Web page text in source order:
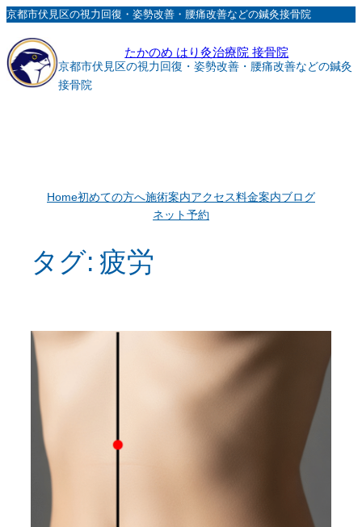
内
を
ス
キ
京都市伏見区の視力回復・姿勢改善・腰痛改善などの鍼灸接骨院
たかのめ はり灸治療院 接骨院
京都市伏見区の視力回復・姿勢改善・腰痛改善などの鍼灸
接骨院
Home初めての方へ施術案内アクセス料金案内ブログ
ネット予約
タグ:疲労